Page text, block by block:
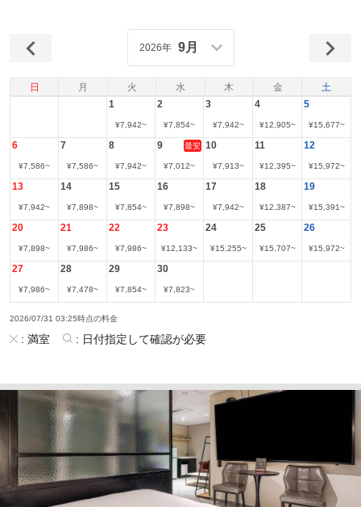
日 月 火 水 木 金 土
2026年 9月
1
¥7,942~
2
¥7,854~
3
¥7,942~
4
¥12,905~
5
¥15,677~
6
¥7,586~
7
¥7,586~
8
¥7,942~
9 最安
¥7,012~
10
¥7,913~
11
¥12,395~
12
¥15,972~
13
¥7,942~
14
¥7,898~
15
¥7,854~
16
¥7,898~
17
¥7,942~
18
¥12,387~
19
¥15,391~
20
¥7,898~
21
¥7,986~
22
¥7,986~
23
¥12,133~
24
¥15,255~
25
¥15,707~
26
¥15,972~
27
¥7,986~
28
¥7,478~
29
¥7,854~
30
¥7,823~
2026/07/31 03:25時点の料金
: 満室 : 日付指定して確認が必要